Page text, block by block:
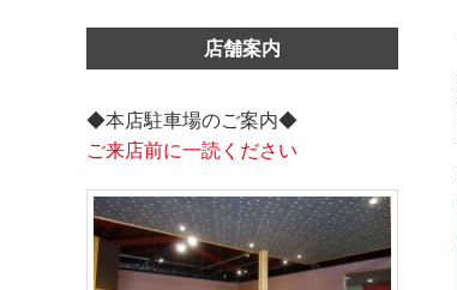
店舗案内
◆本店駐車場のご案内◆
ご来店前に一読ください